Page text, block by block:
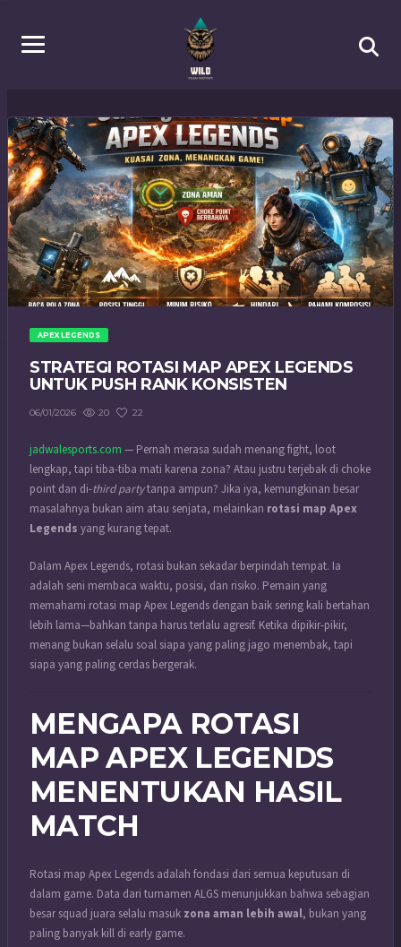
APEX LEGENDS
STRATEGI ROTASI MAP APEX LEGENDS
UNTUK PUSH RANK KONSISTEN
06/01/2026 20 22
jadwalesports.com — Pernah merasa sudah menang fight, loot
lengkap, tapi tiba-tiba mati karena zona? Atau justru terjebak di choke
point dan di-third partytanpa ampun? Jika iya, kemungkinan besar
masalahnya bukan aim atau senjata, melainkan rotasi map Apex
Legends yang kurang tepat.
Dalam Apex Legends, rotasi bukan sekadar berpindah tempat. Ia
adalah seni membaca waktu, posisi, dan risiko. Pemain yang
memahami rotasi map Apex Legends dengan baik sering kali bertahan
lebih lama—bahkan tanpa harus terlalu agresif. Ketika dipikir-pikir,
menang bukan selalu soal siapa yang paling jago menembak, tapi
siapa yang paling cerdas bergerak.
MENGAPA ROTASI
MAP APEX LEGENDS
MENENTUKAN HASIL
MATCH
Rotasi map Apex Legends adalah fondasi dari semua keputusan di
dalam game. Data dari turnamen ALGS menunjukkan bahwa sebagian
besar squad juara selalu masuk zona aman lebih awal, bukan yang
paling banyak kill di early game.